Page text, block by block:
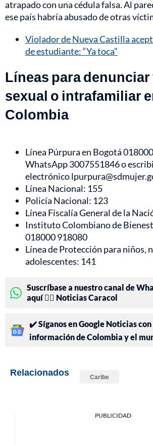
atrapado con una cédula falsa. Al
ese país habría abusado de otras
Violador de Nueva Castilla
de estudiante: “Ya toca”
Líneas para
sexual o intrafamiliar
Colombia
Línea Púrpura en Bogotá
WhatsApp 3007551846 o
electrónico
Línea Nacional: 155
Policía Nacional: 123
Línea Fiscalía General de la
Instituto Colombiano de
018000 918080
Línea de Protección para niños,
adolescentes: 141
Suscríbase a nuestro canal de
aquí 👉🏻 Noticias Caracol
✔️ Síganos en Google Noticias
información de Colombia y el
Relacionados Caribe
PUBLICIDAD